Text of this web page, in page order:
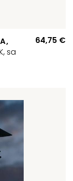
sa
64,75 €